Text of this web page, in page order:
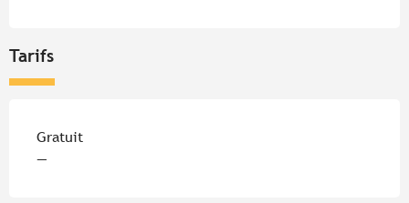
Tarifs
Tarifs 2026
Gratuit
—